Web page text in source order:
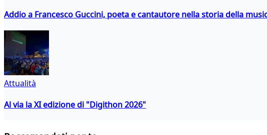
Addio a Francesco Guccini, poeta e cantautore nella storia della
Attualità
Al via la XI edizione di "Digithon 2026"